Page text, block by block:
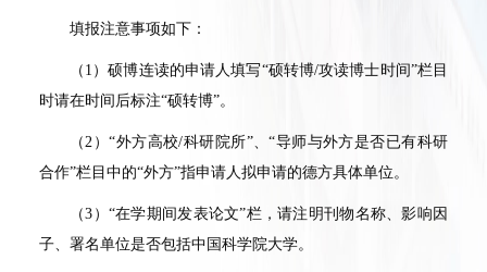
填报注意事项如下：
（1）硕博连读的申请人填写“硕转博/攻读博士时间”栏目
时请在时间后标注“硕转博”。
（2）“外方高校/科研院所”、“导师与外方是否已有科研
合作”栏目中的“外方”指申请人拟申请的德方具体单位。
（3）“在学期间发表论文”栏，请注明刊物名称、影响因
子、署名单位是否包括中国科学院大学。